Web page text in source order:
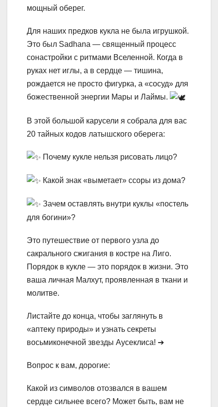
мощный оберег.
Для наших предков кукла не была игрушкой.
Это был Sadhana — священный процесс
сонастройки с ритмами Вселенной. Когда в
руках нет иглы, а в сердце — тишина,
рождается не просто фигурка, а «сосуд» для
божественной энергии Мары и Лаймы.
В этой большой карусели я собрала для вас
20 тайных кодов латышского оберега:
Почему кукле нельзя рисовать лицо?
Какой знак «выметает» ссоры из дома?
Зачем оставлять внутри куклы «постель
для богини»?
Это путешествие от первого узла до
сакрального сжигания в костре на Лиго.
Порядок в кукле — это порядок в жизни. Это
ваша личная Малхут, проявленная в ткани и
молитве.
Листайте до конца, чтобы заглянуть в
«аптеку природы» и узнать секреты
восьмиконечной звезды Аусеклиса! ➔
Вопрос к вам, дорогие:
Какой из символов отозвался в вашем
сердце сильнее всего? Может быть, вам не